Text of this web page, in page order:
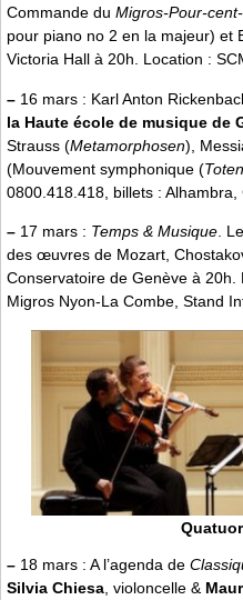
Commande du Migros-Pour-
pour piano no 2 en la majeur) et
Victoria Hall à 20h. Location :
– 16 mars : Karl Anton
la Haute école de musique de
Strauss (Metamorphosen),
(Mouvement symphonique (
0800.418.418, billets : Alhambra,
– 17 mars : Temps & Musique . Le
des œuvres de Mozart,
Conservatoire de Genève à 20h.
Migros Nyon-La Combe, Stand
– 18 mars : A l’agenda de
Silvia Chiesa , violoncelle &